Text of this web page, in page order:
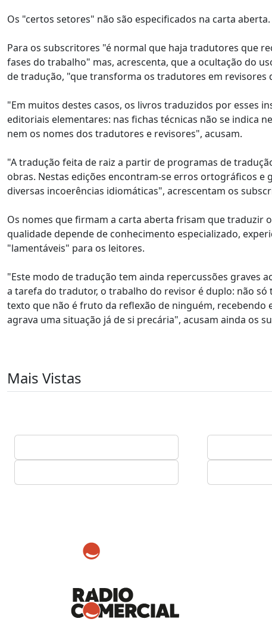
Os "certos setores" não são especificados na carta aberta.
Para os subscritores "é normal que haja tradutores que
fases do trabalho" mas, acrescenta, que a ocultação do
de tradução, "que transforma os tradutores em
"Em muitos destes casos, os livros traduzidos por esses
editoriais elementares: nas fichas técnicas não se indica
nem os nomes dos tradutores e revisores", acusam.
"A tradução feita de raiz a partir de programas de
obras. Nestas edições encontram-se erros ortográficos
diversas incoerências idiomáticas", acrescentam os
Os nomes que firmam a carta aberta frisam que traduzir
qualidade depende de conhecimento especializado,
"lamentáveis" para os leitores.
"Este modo de tradução tem ainda repercussões graves
a tarefa do tradutor, o trabalho do revisor é duplo: não
texto que não é fruto da reflexão de ninguém,
agrava uma situação já de si precária", acusam ainda os
Mais Vistas